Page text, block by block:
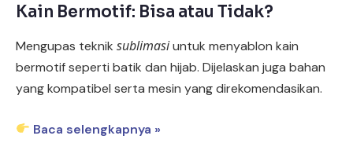
Kain Bermotif: Bisa atau Tidak?
Mengupas teknik sublimasiuntuk menyablon kain
bermotif seperti batik dan hijab. Dijelaskan juga bahan
yang kompatibel serta mesin yang direkomendasikan.
Baca selengkapnya »